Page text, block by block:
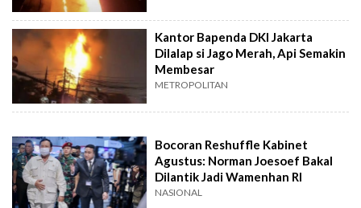
Kantor Bapenda DKI Jakarta
Dilalap si Jago Merah, Api Semakin
Membesar
METROPOLITAN
Bocoran Reshuffle Kabinet
Agustus: Norman Joesoef Bakal
Dilantik Jadi Wamenhan RI
NASIONAL